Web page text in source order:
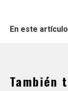
En este artículo
También